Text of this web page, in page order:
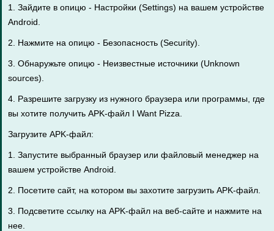
1. Зайдите в опицю - Настройки (Settings) на вашем устройстве
Android.
2. Нажмите на опицю - Безопасность (Security).
3. Обнаружьте опицю - Неизвестные источники (Unknown
sources).
4. Разрешите загрузку из нужного браузера или программы, где
вы хотите получить APK-файл I Want Pizza.
Загрузите APK-файл:
1. Запустите выбранный браузер или файловый менеджер на
вашем устройстве Android.
2. Посетите сайт, на котором вы захотите загрузить APK-файл.
3. Подсветите ссылку на APK-файл на веб-сайте и нажмите на
нее.